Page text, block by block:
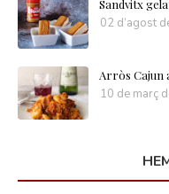
Sandvitx
02 d’agost
Arròs Cajun
10 de març